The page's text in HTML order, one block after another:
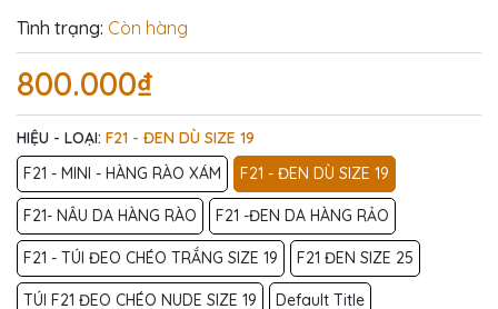
Tình trạng: Còn hàng
800.000₫
HIỆU - LOẠI: F21 - ĐEN DÙ SIZE 19
F21 - MINI - HÀNG RÀO XÁM
F21 - ĐEN DÙ SIZE 19
F21- NÂU DA HÀNG RÀO F21 -ĐEN DA HÀNG RẢO
F21 - TÚI ĐEO CHÉO TRẮNG SIZE 19 F21 ĐEN SIZE 25
TÚI F21 ĐEO CHÉO NUDE SIZE 19 Default Title